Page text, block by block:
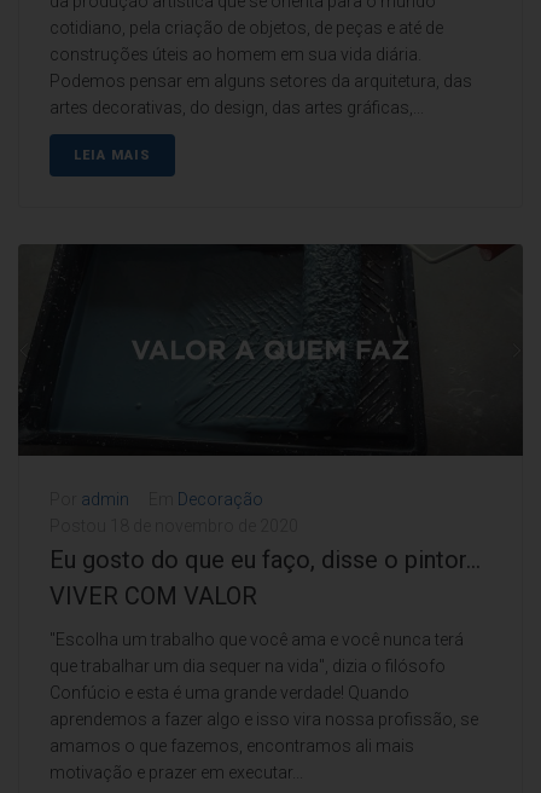
cotidiano, pela criação de objetos, de peças e até de
construções úteis ao homem em sua vida diária.
Podemos pensar em alguns setores da arquitetura, das
artes decorativas, do design, das artes gráficas,...
LEIA MAIS
admin
Decoração
Eu gosto do que eu faço, disse o pintor…
VIVER COM VALOR
"Escolha um trabalho que você ama e você nunca terá
que trabalhar um dia sequer na vida", dizia o filósofo
Confúcio e esta é uma grande verdade! Quando
aprendemos a fazer algo e isso vira nossa profissão, se
amamos o que fazemos, encontramos ali mais
motivação e prazer em executar...